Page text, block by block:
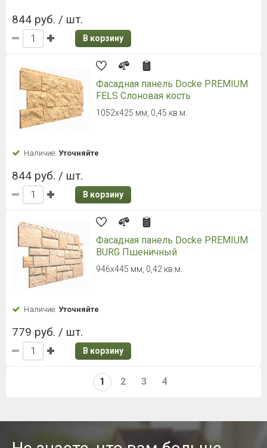
844 руб. / шт.
В корзину
Фасадная панель Docke PREMIUM
FELS Слоновая кость
1052х425 мм, 0,45 кв.м.
Наличие: Уточняйте
844 руб. / шт.
В корзину
Фасадная панель Docke PREMIUM
BURG Пшеничный
946х445 мм, 0,42 кв.м.
Наличие: Уточняйте
779 руб. / шт.
В корзину
1 2 3 4